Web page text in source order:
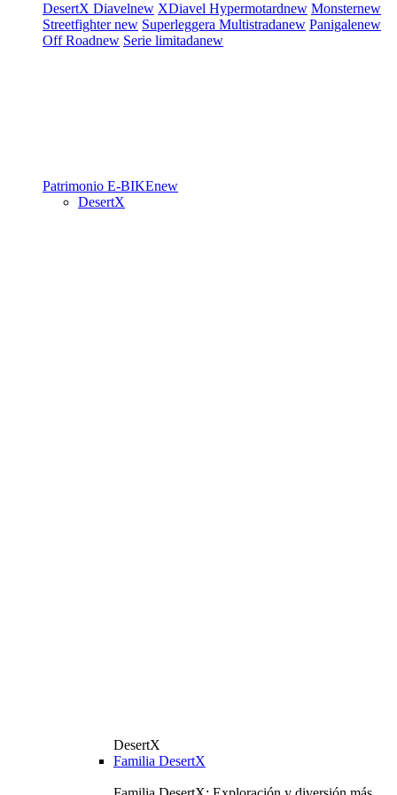
DesertX Diavelnew XDiavel Hypermotardnew Monsternew
Streetfighternew Superleggera Multistradanew Panigalenew
Off Roadnew Serie limitadanew
Patrimonio E-BIKEnew
DesertX
DesertX
Familia DesertX